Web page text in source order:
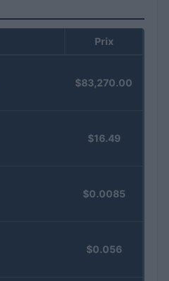
Prix
$83,270.00
$16.49
$0.0085
$0.056